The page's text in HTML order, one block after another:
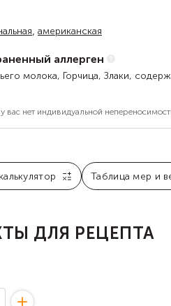
, американская
аллерген
молока, Горчица, Злаки,
у вас нет индивидуальной
Таблица мер и
ДЛЯ РЕЦЕПТА